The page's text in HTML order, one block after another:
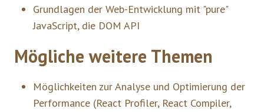
Grundlagen der Web-Entwicklung mit "pure"
JavaScript, die DOM API
Mögliche weitere Themen
Möglichkeiten zur Analyse und Optimierung der
Performance (React Profiler, React Compiler,